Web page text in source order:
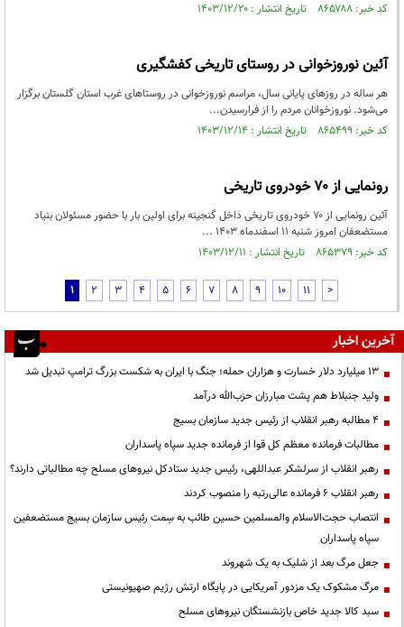
کد خبر: ۸۶۵۷۸۸ تاریخ انتشار : ۱۴۰۳/۱۲/۲۰
آئین نوروزخوانی در روستای تاریخی کفشگیری
هر ساله در روزهای پایانی سال، مراسم نوروزخوانی در روستاهای غرب استان گلستان برگزار
می‌شود. نوروزخوانان مردم را از فرارسیدن...
کد خبر: ۸۶۵۴۹۹ تاریخ انتشار : ۱۴۰۳/۱۲/۱۴
رونمایی از ۷۰ خودروی تاریخی
آئین رونمایی از ۷۰ خودروی تاریخی داخل گنجینه برای اولین بار با حضور مسئولان بنیاد
مستضعفان امروز شنبه ۱۱ اسفندماه ۱۴۰۳ ...
کد خبر: ۸۶۵۳۷۹ تاریخ انتشار : ۱۴۰۳/۱۲/۱۱
1 2 3 4 5 6 7 8 9 10 11 >
آخرین اخبار
۱۳ میلیارد دلار خسارت و هزاران حمله؛ جنگ با ایران به شکست بزرگ ترامپ تبدیل شد
ولید جنبلاط هم پشت مبارزان حزب‌الله درآمد
۴ مطالبه رهبر انقلاب از رئیس جدید سازمان بسیج
مطالبات فرمانده معظم کل قوا از فرمانده جدید سپاه پاسداران
رهبر انقلاب از سرلشکر عبداللهی، رئیس جدید ستادکل نیروهای مسلح چه مطالباتی دارند؟
رهبر انقلاب ۶ فرمانده عالی‌رتبه را منصوب کردند
انتصاب حجت‌الاسلام ‌والمسلمین حسین طائب به سِمت رئیس سازمان بسیج مستضعفین
سپاه پاسداران
جعل مرگ بعد از شلیک به یک شهروند
مرگ مشکوک یک مزدور آمریکایی در پایگاه ارتش رژیم صهیونیستی
سبد کالا جدید خاص بازنشستگان نیروهای مسلح